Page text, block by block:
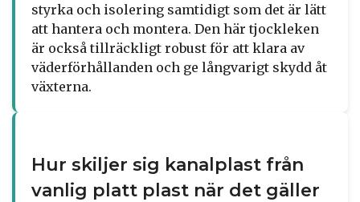
styrka och isolering samtidigt som det är lätt
att hantera och montera. Den här tjockleken
är också tillräckligt robust för att klara av
väderförhållanden och ge långvarigt skydd åt
växterna.
Hur skiljer sig kanalplast från
vanlig platt plast när det gäller